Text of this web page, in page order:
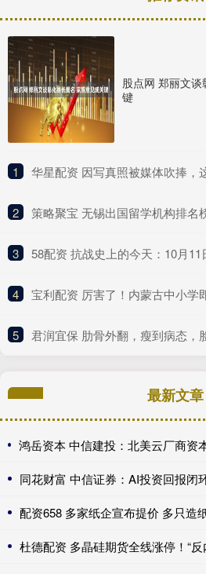
股点网 郑丽文
键
1 华星配资 因写真照被媒体吹捧，这位艺术
2 策略聚宝 无锡出国留学机构排名
3 ​58配资 抗战史上的今天：10月11
4 宝利配资 厉害了！内蒙古中小
5 君润宜保 肋骨外翻，瘦到病态，脸部扭曲
最新文章
同花财富 中信证券：AI投资回报闭
配资658 多家纸企宣布提价 多只造